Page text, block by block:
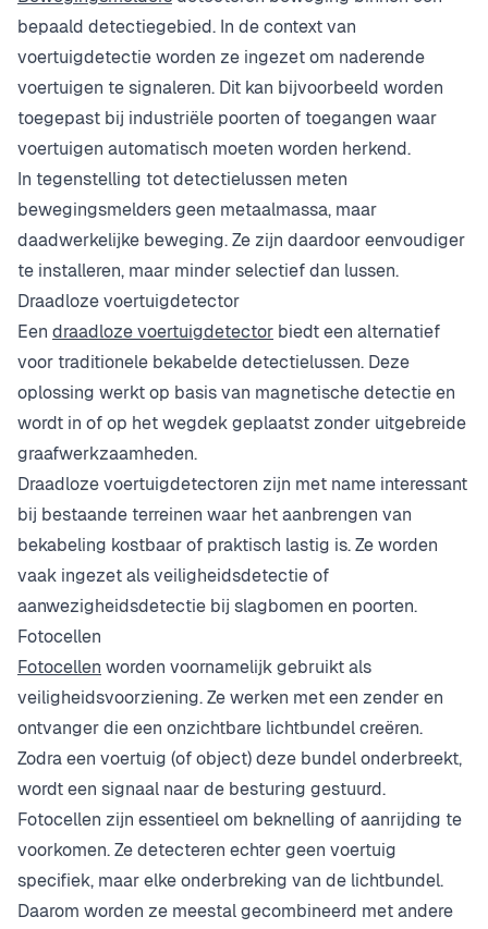
bepaald detectiegebied. In de context van
voertuigdetectie worden ze ingezet om naderende
voertuigen te signaleren. Dit kan bijvoorbeeld worden
toegepast bij industriële poorten of toegangen waar
voertuigen automatisch moeten worden herkend.
In tegenstelling tot detectielussen meten
bewegingsmelders geen metaalmassa, maar
daadwerkelijke beweging. Ze zijn daardoor eenvoudiger
te installeren, maar minder selectief dan lussen.
Draadloze voertuigdetector
Een draadloze voertuigdetector biedt een alternatief
voor traditionele bekabelde detectielussen. Deze
oplossing werkt op basis van magnetische detectie en
wordt in of op het wegdek geplaatst zonder uitgebreide
graafwerkzaamheden.
Draadloze voertuigdetectoren zijn met name interessant
bij bestaande terreinen waar het aanbrengen van
bekabeling kostbaar of praktisch lastig is. Ze worden
vaak ingezet als veiligheidsdetectie of
aanwezigheidsdetectie bij slagbomen en poorten.
Fotocellen
Fotocellen worden voornamelijk gebruikt als
veiligheidsvoorziening. Ze werken met een zender en
ontvanger die een onzichtbare lichtbundel creëren.
Zodra een voertuig (of object) deze bundel onderbreekt,
wordt een signaal naar de besturing gestuurd.
Fotocellen zijn essentieel om beknelling of aanrijding te
voorkomen. Ze detecteren echter geen voertuig
specifiek, maar elke onderbreking van de lichtbundel.
Daarom worden ze meestal gecombineerd met andere